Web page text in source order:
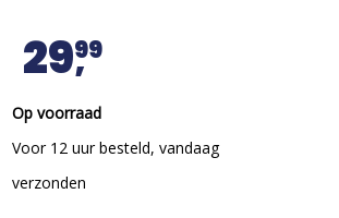
2999
Op voorraad
Voor 12 uur besteld, vandaag
verzonden